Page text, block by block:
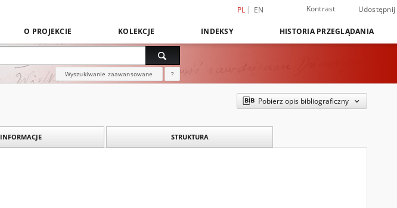
PL EN Kontrast Udostępnij
O PROJEKCIE KOLEKCJE INDEKSY HISTORIA PRZEGLĄDANIA
Wyszukiwanie zaawansowane ?
Pobierz opis bibliograficzny
INFORMACJE STRUKTURA